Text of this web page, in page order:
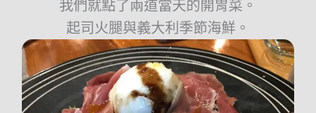
我們就點了兩道當天的開胃菜。
起司火腿與義大利季節海鮮。